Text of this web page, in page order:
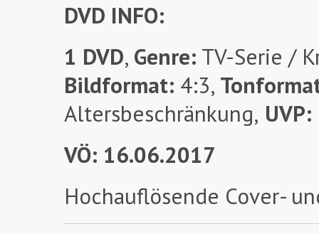
DVD INFO:
1 DVD, Genre: TV-Serie /
Bildformat: 4:3,
Altersbeschränkung, UVP:
VÖ: 16.06.2017
Hochauflösende Cover-